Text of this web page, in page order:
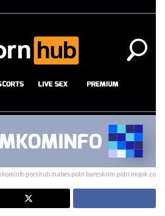
pornhub mabes polri bareskrim polri mojok.co